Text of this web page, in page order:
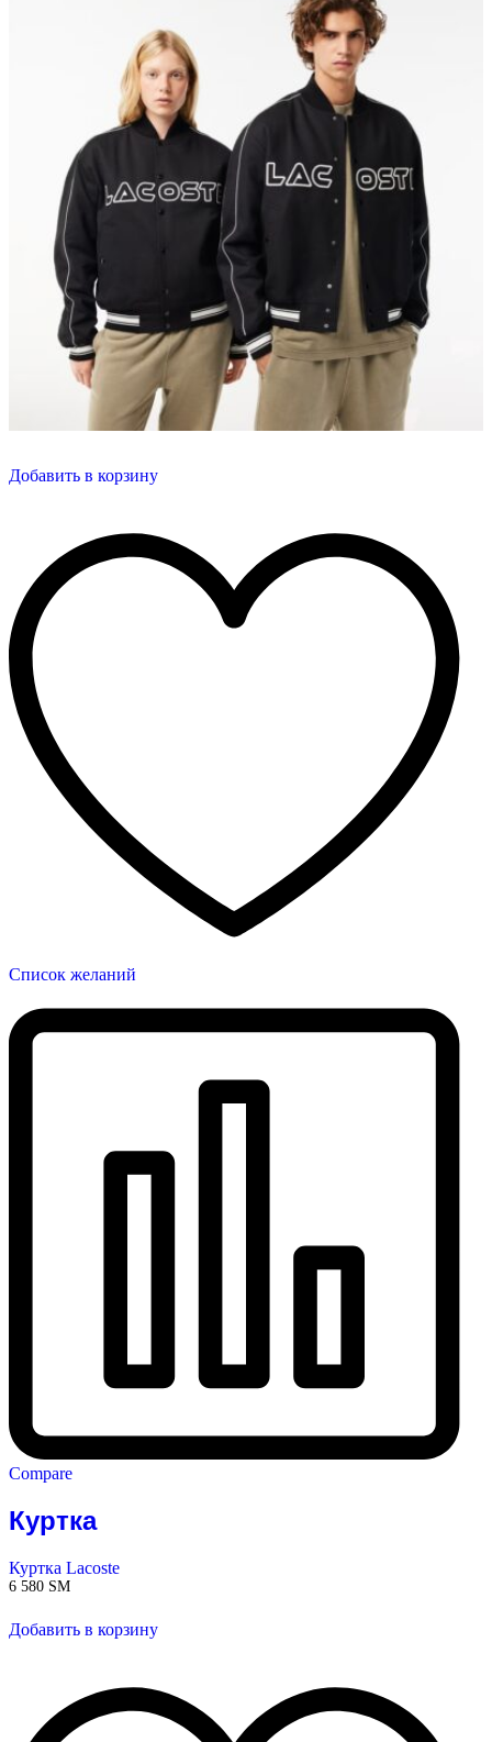
Добавить в корзину
Список желаний
Compare
Куртка
Куртка Lacoste
6 580 ЅМ
Добавить в корзину